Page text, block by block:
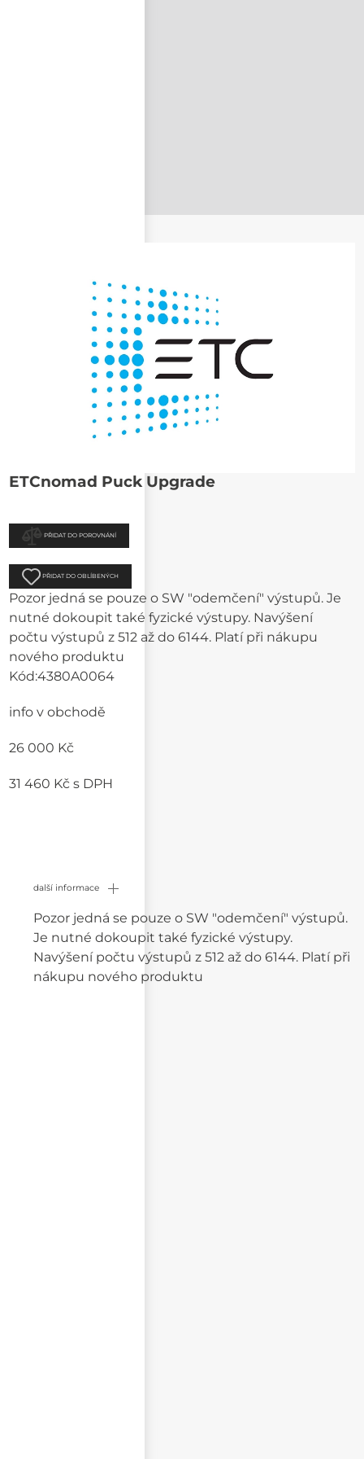
ETCnomad Puck Upgrade
PŘIDAT DO POROVNÁNÍ
PŘIDAT DO OBLÍBENÝCH
Pozor jedná se pouze o SW "odemčení" výstupů. Je
nutné dokoupit také fyzické výstupy. Navýšení
počtu výstupů z 512 až do 6144. Platí při nákupu
nového produktu
Kód:4380A0064
info v obchodě
26 000 Kč
31 460 Kčs DPH
další informace
Pozor jedná se pouze o SW "odemčení" výstupů.
Je nutné dokoupit také fyzické výstupy.
Navýšení počtu výstupů z 512 až do 6144. Platí při
nákupu nového produktu